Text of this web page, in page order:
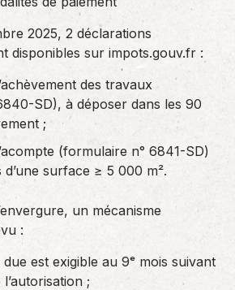
2025, 2 déclarations
disponibles sur impots.gouv.fr :
des travaux
SD), à déposer dans les 90
;
(formulaire n° 6841-SD)
surface ≥ 5 000 m².
un mécanisme
:
est exigible au 9ᵉ mois suivant
;